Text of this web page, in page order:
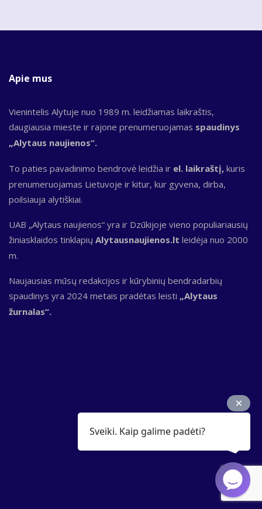
Apie mus
Vienintelis Alytuje nuo 1989 m. leidžiamas laikraštis,
daugiausia mieste ir rajone prenumeruojamas spaudinys
„Alytaus naujienos“.
To paties pavadinimo bendrovė leidžia ir el. laikraštį, kuris
prenumeruojamas Lietuvoje ir kitur, kur gyvena, dirba,
poilsiauja alytiškiai.
UAB „Alytaus naujienos“ yra ir Dzūkijoje vieno populiariausių
žiniasklaidos tinklapių Alytausnaujienos.lt leidėja nuo 2000
m.
Naujausias mūsų redakcijos ir kūrybinių bendradarbių
spaudinys yra 2024 metais pradėtas leisti „Alytaus
žurnalas“.
Sveiki. Kaip galime padėti?